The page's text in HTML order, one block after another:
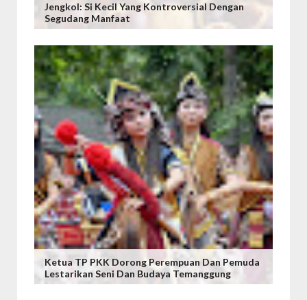
Jengkol: Si Kecil Yang Kontroversial Dengan
Segudang Manfaat
Ketua TP PKK Dorong Perempuan Dan Pemuda
Lestarikan Seni Dan Budaya Temanggung